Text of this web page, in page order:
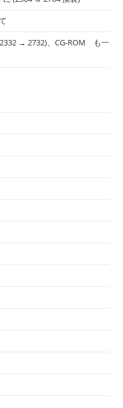
→ 2732)、CG-ROM も一